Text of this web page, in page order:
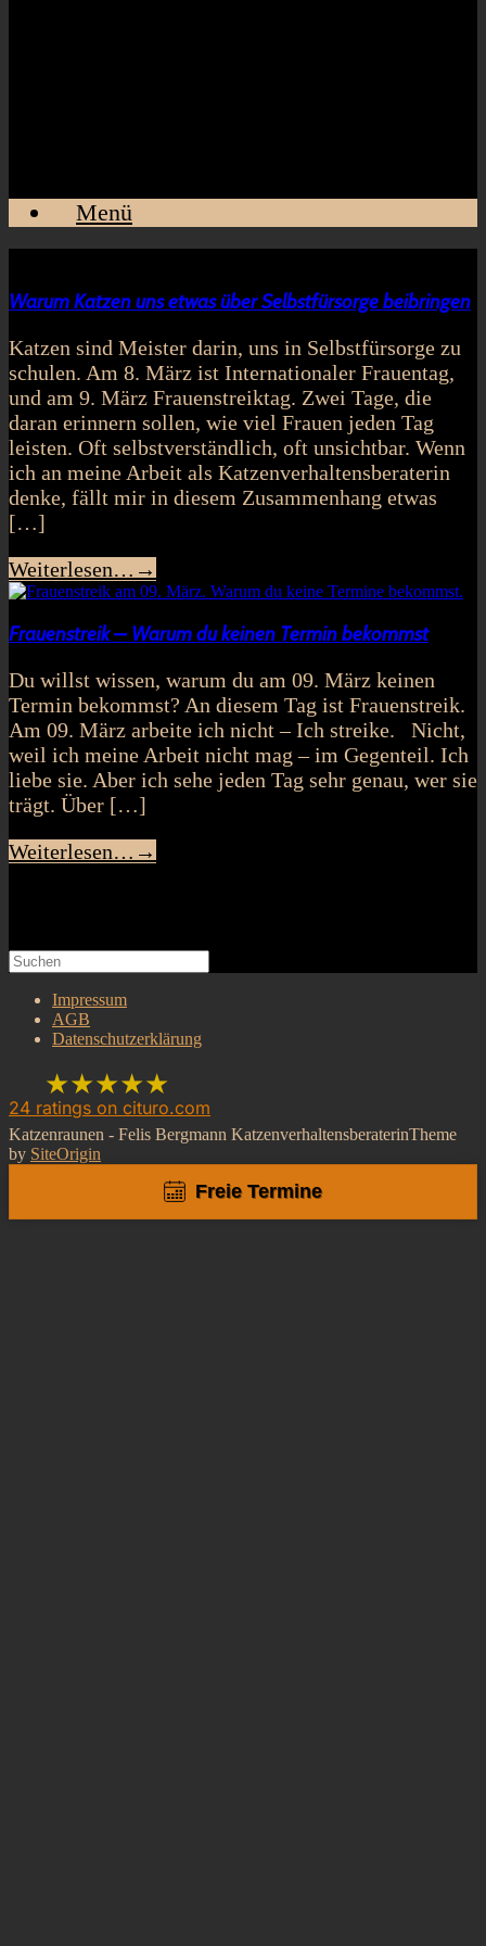
Menü
Warum Katzen uns etwas über Selbstfürsorge beibringen
Katzen sind Meister darin, uns in Selbstfürsorge zu
schulen. Am 8. März ist Internationaler Frauentag,
und am 9. März Frauenstreiktag. Zwei Tage, die
daran erinnern sollen, wie viel Frauen jeden Tag
leisten. Oft selbstverständlich, oft unsichtbar. Wenn
ich an meine Arbeit als Katzenverhaltensberaterin
denke, fällt mir in diesem Zusammenhang etwas
[…]
Weiterlesen… →
Frauenstreik – Warum du keinen Termin bekommst
Du willst wissen, warum du am 09. März keinen
Termin bekommst? An diesem Tag ist Frauenstreik.
Am 09. März arbeite ich nicht – Ich streike. Nicht,
weil ich meine Arbeit nicht mag – im Gegenteil. Ich
liebe sie. Aber ich sehe jeden Tag sehr genau, wer sie
trägt. Über […]
Weiterlesen… →
Suchen
Impressum
AGB
Datenschutzerklärung
Katzenraunen Felis
★★★★★
5.00out of 5 from
24 ratings on cituro.com
Katzenraunen - Felis Bergmann KatzenverhaltensberaterinTheme
by SiteOrigin
Freie Termine